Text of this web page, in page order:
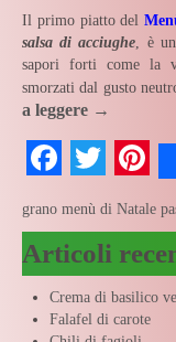
Il primo piatto del
salsa di acciughe, è
sapori forti come la
smorzati dal gusto
a leggere →
grano menù di Natale
Articoli
Crema di basilico
Falafel di carote